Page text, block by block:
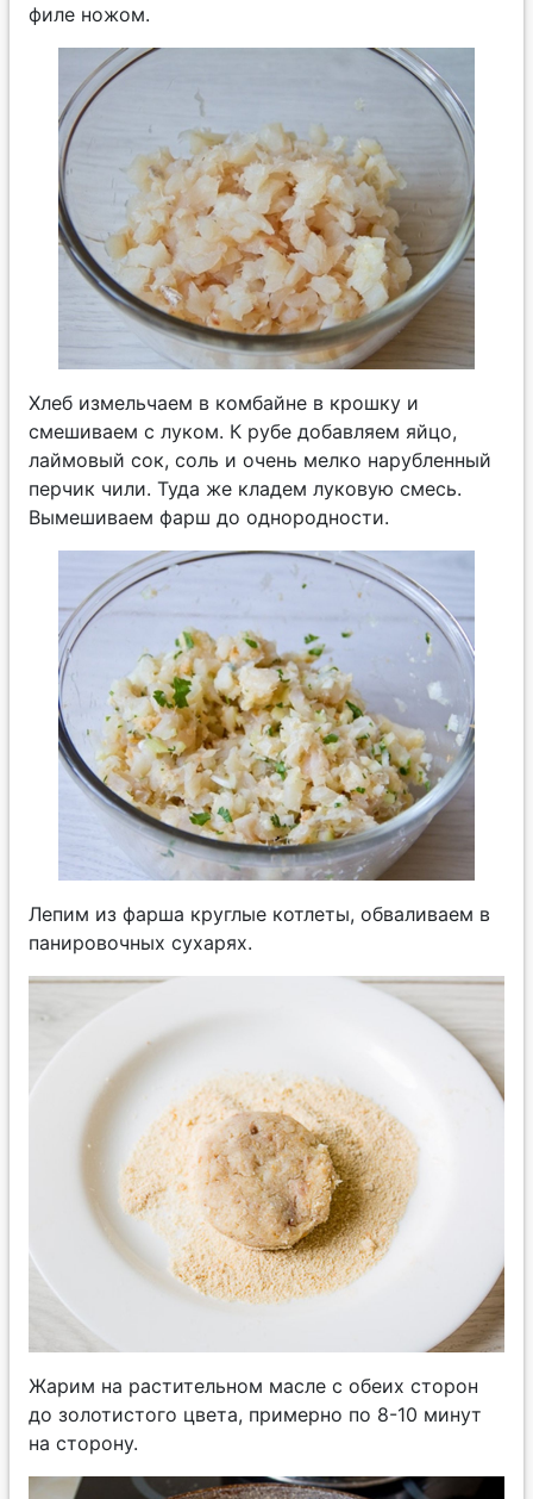
филе ножом.
Хлеб измельчаем в комбайне в крошку и
смешиваем с луком. К рубе добавляем яйцо,
лаймовый сок, соль и очень мелко нарубленный
перчик чили. Туда же кладем луковую смесь.
Вымешиваем фарш до однородности.
Лепим из фарша круглые котлеты, обваливаем в
панировочных сухарях.
Жарим на растительном масле с обеих сторон
до золотистого цвета, примерно по 8-10 минут
на сторону.